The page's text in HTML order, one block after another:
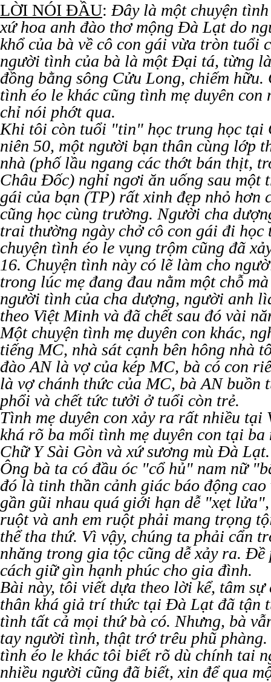
LỜI NÓI ĐẦU: Đây là một chuyện
xứ hoa anh đào thơ mộng Đà Lạt do
khổ của bà về cô con gái vừa tròn tuổi
người tình của bà là một Đại tá, từng
đồng bằng sông Cửu Long, chiếm hữu.
tình éo le khác cũng tình mẹ duyên
chỉ nói phớt qua.
Khi tôi còn tuổi "tin" học trung học tại
niên 50, một người bạn thân cùng lớp
nhà (phố lầu ngang các thớt bán thịt,
Châu Đốc) nghỉ ngơi ăn uống sau một
gái của bạn (TP) rất xinh đẹp nhỏ hơn
cũng học cùng trường. Người cha
trai thường ngày chở cô con gái đi học
chuyện tình éo le vụng trộm cũng đã
16. Chuyện tình này có lẽ làm cho
trong lúc mẹ đang đau nằm một chỗ
người tình của cha dượng, người anh
theo Việt Minh và đã chết sau đó vài
Một chuyện tình mẹ duyên con khác,
tiếng MC, nhà sát cạnh bên hông nhà
đào AN là vợ của kép MC, bà có con
là vợ chánh thức của MC, bà AN buồn
phổi và chết tức tưởi ở tuổi còn trẻ.
Tình mẹ duyên con xảy ra rất nhiều tại
khá rõ ba mối tình mẹ duyên con tại
Chữ Y Sài Gòn và xứ sương mù Đà Lạt.
Ông bà ta có đầu óc "cổ hủ" nam nữ
đó là tinh thần cảnh giác báo động
gần gũi nhau quá giới hạn dễ "xẹt
ruột và anh em ruột phải mang trọng
thể tha thứ. Vì vậy, chúng ta phải cẩn
nhăng trong gia tộc cũng dễ xảy ra. Đề
cách giữ gìn hạnh phúc cho gia đình.
Bài này, tôi viết dựa theo lời kể, tâm
thân khá giả trí thức tại Đà Lạt đã tận
tình tất cả mọi thứ bà có. Nhưng, bà
tay người tình, thật trớ trêu phũ phàng.
tình éo le khác tôi biết rõ dù chính tai
nhiều người cũng đã biết, xin để qua